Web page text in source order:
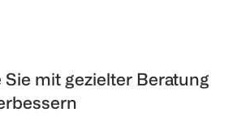
Sie mit gezielter Beratung